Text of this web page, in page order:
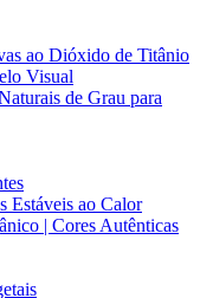
ao Dióxido de Titânio
Visual
de Grau para
Estáveis ao Calor
| Cores Autênticas